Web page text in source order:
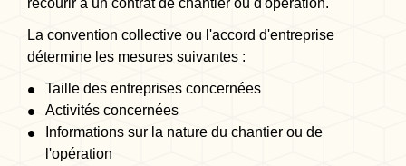
La convention collective ou l'accord d'entreprise
détermine les mesures suivantes :
Taille des entreprises concernées
Activités concernées
Informations sur la nature du chantier ou de
l'opération